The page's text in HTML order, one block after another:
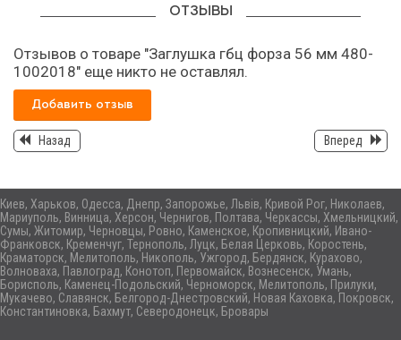
ОТЗЫВЫ
Отзывов о товаре "Заглушка гбц форза 56 мм 480-
1002018" еще никто не оставлял.
Добавить отзыв
Назад Вперед
Киев, Харьков, Одесса, Днепр, Запорожье, Львів, Кривой Рог, Николаев,
Мариуполь, Винница, Херсон, Чернигов, Полтава, Черкассы, Хмельницкий,
Сумы, Житомир, Черновцы, Ровно, Каменское, Кропивницкий, Ивано-
Франковск, Кременчуг, Тернополь, Луцк, Белая Церковь, Коростень,
Краматорск, Мелитополь, Никополь, Ужгород, Бердянск, Курахово,
Волноваха, Павлоград, Конотоп, Первомайск, Вознесенск, Умань,
Борисполь, Каменец-Подольский, Черноморск, Мелитополь, Прилуки,
Мукачево, Славянск, Белгород-Днестровский, Новая Каховка, Покровск,
Константиновка, Бахмут, Северодонецк, Бровары